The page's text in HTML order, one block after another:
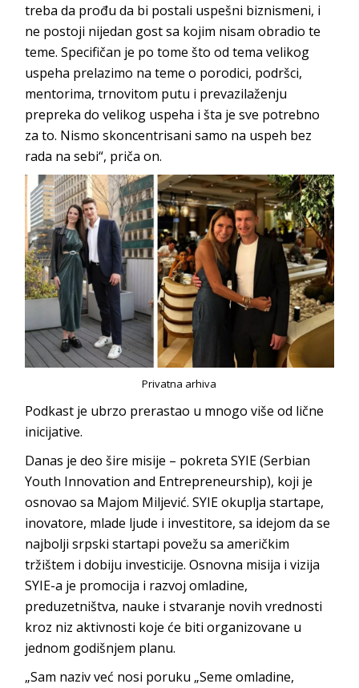
treba da prođu da bi postali uspešni biznismeni, i
ne postoji nijedan gost sa kojim nisam obradio te
teme. Specifičan je po tome što od tema velikog
uspeha prelazimo na teme o porodici, podršci,
mentorima, trnovitom putu i prevazilaženju
prepreka do velikog uspeha i šta je sve potrebno
za to. Nismo skoncentrisani samo na uspeh bez
rada na sebi“, priča on.
Privatna arhiva
Podkast je ubrzo prerastao u mnogo više od lične
inicijative.
Danas je deo šire misije – pokreta SYIE (Serbian
Youth Innovation and Entrepreneurship), koji je
osnovao sa Majom Miljević. SYIE okuplja startape,
inovatore, mlade ljude i investitore, sa idejom da se
najbolji srpski startapi povežu sa američkim
tržištem i dobiju investicije. Osnovna misija i vizija
SYIE-a je promocija i razvoj omladine,
preduzetništva, nauke i stvaranje novih vrednosti
kroz niz aktivnosti koje će biti organizovane u
jednom godišnjem planu.
„Sam naziv već nosi poruku „Seme omladine,